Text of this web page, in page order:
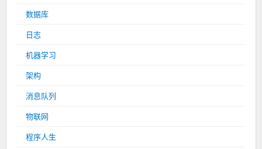
数据库
日志
机器学习
架构
消息队列
物联网
程序人生